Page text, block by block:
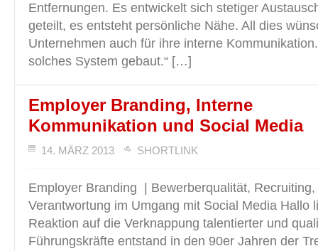
Entfernungen. Es entwickelt sich stetiger
geteilt, es entsteht persönliche Nähe. All dies
Unternehmen auch für ihre interne
solches System gebaut.“ […]
Employer Branding, Interne
Kommunikation und Social Media
14. MÄRZ 2013 SHORTLINK
Employer Branding | Bewerberqualität,
Verantwortung im Umgang mit Social Media Hallo
Reaktion auf die Verknappung talentierter und
Führungskräfte entstand in den 90er Jahren der